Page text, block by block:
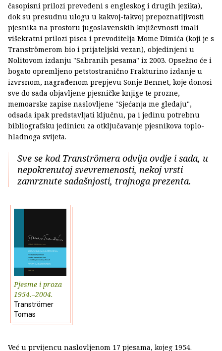
časopisni prilozi prevedeni s engleskog i drugih jezika),
dok su presudnu ulogu u kakvoj-takvoj prepoznatljivosti
pjesnika na prostoru jugoslavenskih književnosti imali
višekratni prilozi pisca i prevoditelja Mome Dimića (koji je s
Tranströmerom bio i prijateljski vezan), objedinjeni u
Nolitovom izdanju "Sabranih pesama" iz 2003. Opsežno će i
bogato opremljeno petstostranično Frakturino izdanje u
izvrsnom, nagrađenom prepjevu Sonje Bennet, koje donosi
sve do sada objavljene pjesničke knjige te prozne,
memoarske zapise naslovljene "Sjećanja me gledaju",
odsada ipak predstavljati ključnu, pa i jedinu potrebnu
bibliografsku jedinicu za otključavanje pjesnikova toplo-
hladnoga svijeta.
Sve se kod Tranströmera odvija ovdje i sada, u
nepokrenutoj svevremenosti, nekoj vrsti
zamrznute sadašnjosti, trajnoga prezenta.
Pjesme i proza
1954.–2004.
Tranströmer
Tomas
Već u prvijencu naslovljenom 17 pjesama, kojeg 1954.